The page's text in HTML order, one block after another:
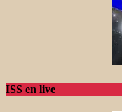
ISS en live